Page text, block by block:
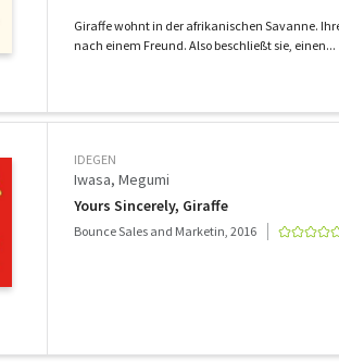
Giraffe wohnt in der afrikanischen Savanne.
nach einem Freund. Also beschließt sie, einen...
IDEGEN
Iwasa, Megumi
Yours Sincerely, Giraffe
Bounce Sales and Marketin, 2016